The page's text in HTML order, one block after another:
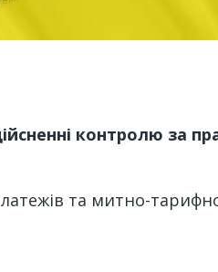
контролю за
та митно-